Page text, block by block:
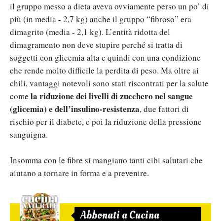
il gruppo messo a dieta aveva ovviamente perso un po’ di
più (in media - 2,7 kg) anche il gruppo “fibroso” era
dimagrito (media - 2,1 kg). L’entità ridotta del
dimagramento non deve stupire perché si tratta di
soggetti con glicemia alta e quindi con una condizione
che rende molto difficile la perdita di peso. Ma oltre ai
chili, vantaggi notevoli sono stati riscontrati per la salute
come la riduzione dei livelli di zucchero nel sangue
(glicemia) e dell’insulino-resistenza, due fattori di
rischio per il diabete, e poi la riduzione della pressione
sanguigna.
Insomma con le fibre si mangiano tanti cibi salutari che
aiutano a tornare in forma e a prevenire.
Abbonati a Cucina